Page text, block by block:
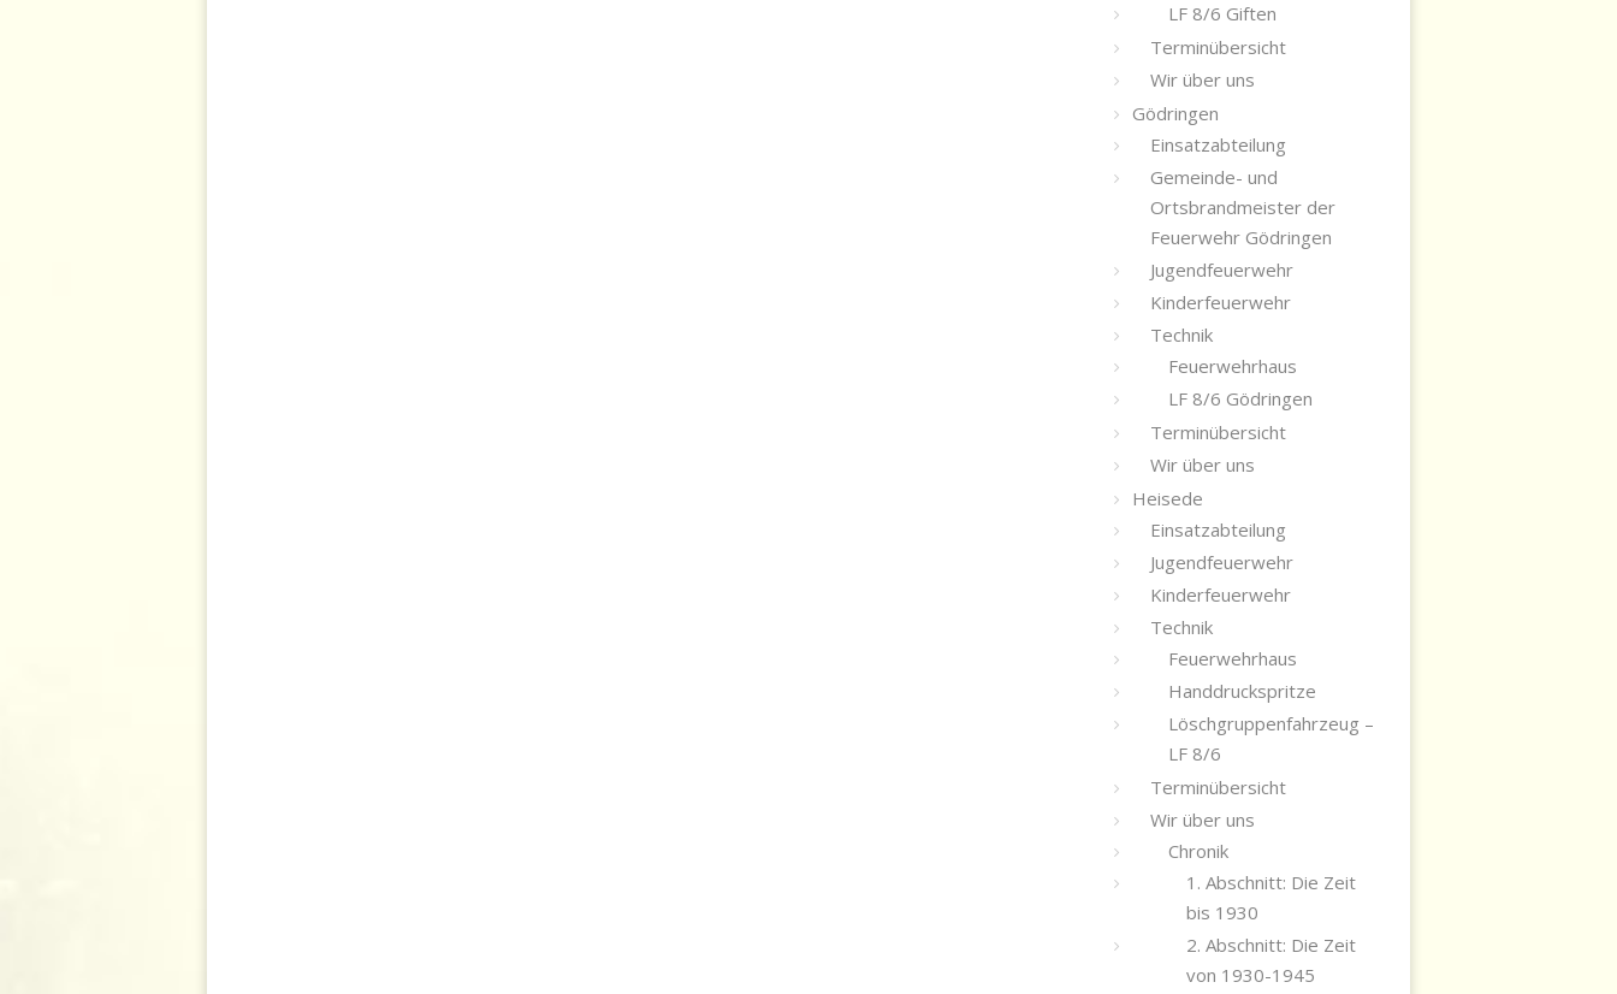
LF 8/6 Giften
Terminübersicht
Wir über uns
Gödringen
Einsatzabteilung
Gemeinde- und
Ortsbrandmeister der
Feuerwehr Gödringen
Jugendfeuerwehr
Kinderfeuerwehr
Technik
Feuerwehrhaus
LF 8/6 Gödringen
Terminübersicht
Wir über uns
Heisede
Einsatzabteilung
Jugendfeuerwehr
Kinderfeuerwehr
Technik
Feuerwehrhaus
Handdruckspritze
Löschgruppenfahrzeug –
LF 8/6
Terminübersicht
Wir über uns
Chronik
1. Abschnitt: Die Zeit
bis 1930
2. Abschnitt: Die Zeit
von 1930-1945